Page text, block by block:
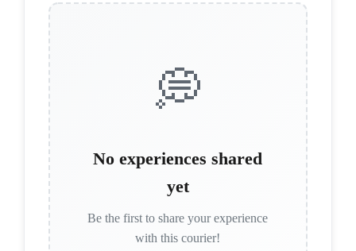
💭
No experiences shared
yet
Be the first to share your experience
with this courier!